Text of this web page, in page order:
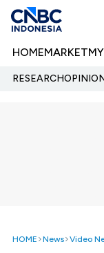
HOMEMARKET
RESEARCH
HOME News Video